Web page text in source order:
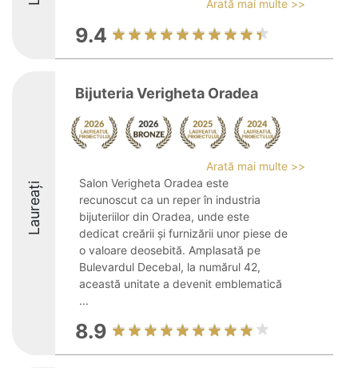
Arată mai multe >>
9.4
Laureați
Bijuteria Verigheta Oradea
Arată mai multe >>
Salon Verigheta Oradea este
recunoscut ca un reper în industria
bijuteriilor din Oradea, unde este
dedicat creării și furnizării unor piese de
o valoare deosebită. Amplasată pe
Bulevardul Decebal, la numărul 42,
această unitate a devenit emblematică
...
8.9